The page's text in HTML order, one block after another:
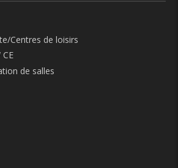
Centres de loisirs
de salles